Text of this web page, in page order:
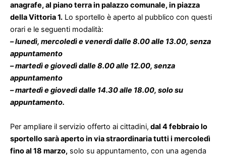
anagrafe, al piano terra in palazzo comunale, in piazza
della Vittoria 1. Lo sportello è aperto al pubblico con questi
orari e le seguenti modalità:
– lunedì, mercoledì e venerdì dalle 8.00 alle 13.00, senza
appuntamento
– martedì e giovedì dalle 8.00 alle 12.00, senza
appuntamento
– martedì e giovedì dalle 14.30 alle 18.00, solo su
appuntamento.
Per ampliare il servizio offerto ai cittadini, dal 4 febbraio lo
sportello sarà aperto in via straordinaria tutti i mercoledì
fino al 18 marzo, solo su appuntamento, con una agenda